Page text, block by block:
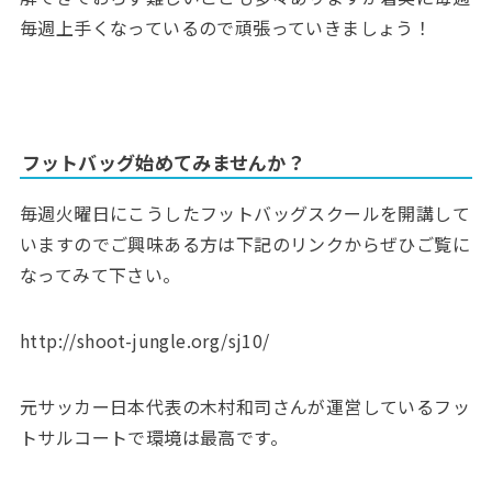
毎週上手くなっているので頑張っていきましょう！
フットバッグ始めてみませんか？
毎週火曜日にこうしたフットバッグスクールを開講して
いますのでご興味ある方は下記のリンクからぜひご覧に
なってみて下さい。
http://shoot-jungle.org/sj10/
元サッカー日本代表の木村和司さんが運営しているフッ
トサルコートで環境は最高です。